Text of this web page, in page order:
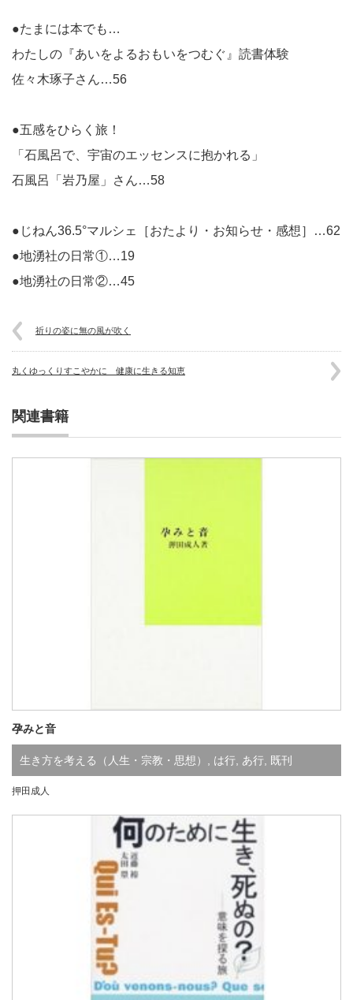
●たまには本でも…
わたしの『あいをよるおもいをつむぐ』読書体験
佐々木琢子さん…56
●五感をひらく旅！
「石風呂で、宇宙のエッセンスに抱かれる」
石風呂「岩乃屋」さん…58
●じねん36.5°マルシェ［おたより・お知らせ・感想］…62
●地湧社の日常①…19
●地湧社の日常②…45
祈りの姿に無の風が吹く
丸くゆっくりすこやかに 健康に生きる知恵
関連書籍
孕みと音
生き方を考える（人生・宗教・思想） は行 あ行 既刊
押田成人